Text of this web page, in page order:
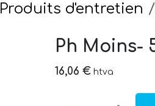
Produits d'entretien
Ph Moins-
16,06 € htva